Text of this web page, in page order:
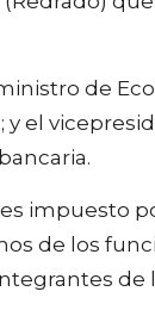
de
el
impuesto
de los
de